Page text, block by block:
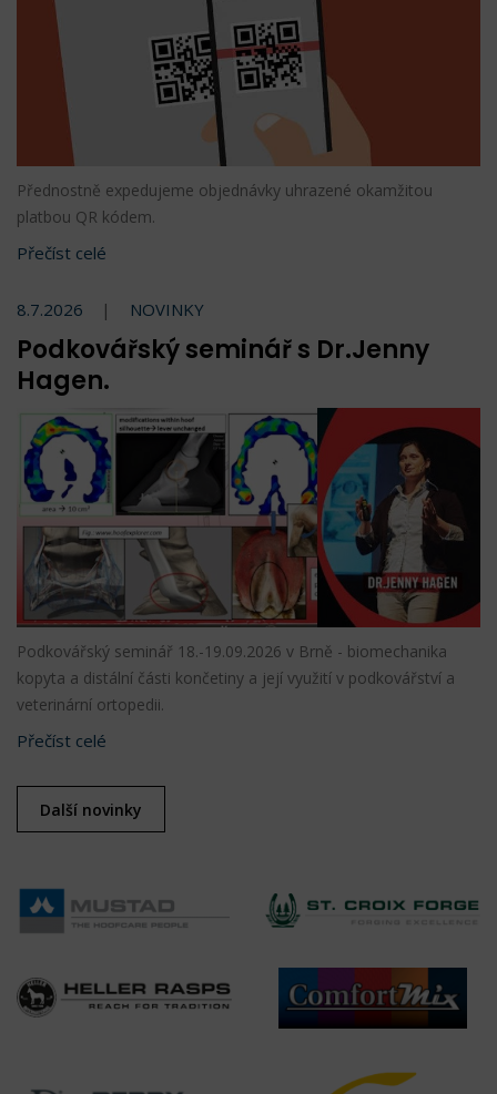
Přednostně expedujeme objednávky uhrazené okamžitou
platbou QR kódem.
Přečíst celé
8.7.2026 NOVINKY
Podkovářský seminář s Dr.Jenny
Hagen.
Podkovářský seminář 18.-19.09.2026 v Brně - biomechanika
kopyta a distální části končetiny a její využití v podkovářství a
veterinární ortopedii.
Přečíst celé
Další novinky